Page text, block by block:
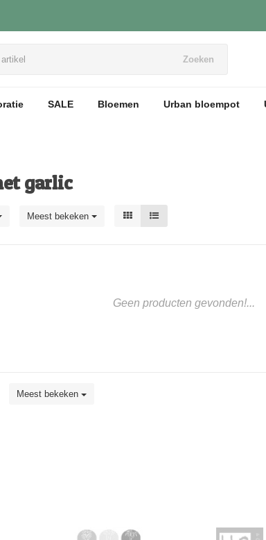
Zoeken
SALE Bloemen Urban bloempot
garlic
Meest bekeken
Geen producten gevonden!...
Meest bekeken